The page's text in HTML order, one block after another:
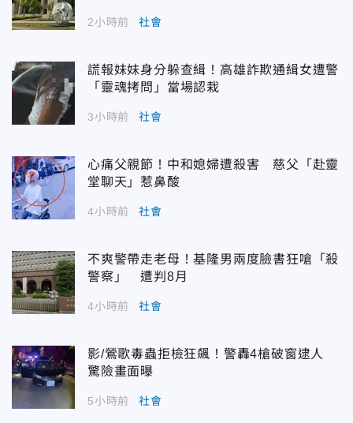
2小時前 社會
謊報妹妹身分躲查緝！高雄詐欺通緝女遭警
「靈魂拷問」當場認栽
3小時前 社會
心痛父親節！中和媳婦遭殺害 慈父「赴靈
堂聊天」惹鼻酸
4小時前 社會
不爽警帶走老母！基隆男兩度臉書狂嗆「殺
警察」 遭判8月
4小時前 社會
影/鶯歌毒蟲拒檢狂飆！警轟4槍破窗逮人
驚險畫面曝
5小時前 社會